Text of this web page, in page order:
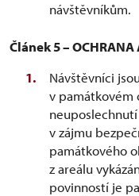
návštěvníkům.
Článek 5 – OCHRANA
Návštěvníci
v památkovém
v zájmu
památkového
z areálu
povinností je